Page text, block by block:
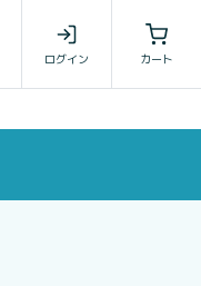
ログイン カート